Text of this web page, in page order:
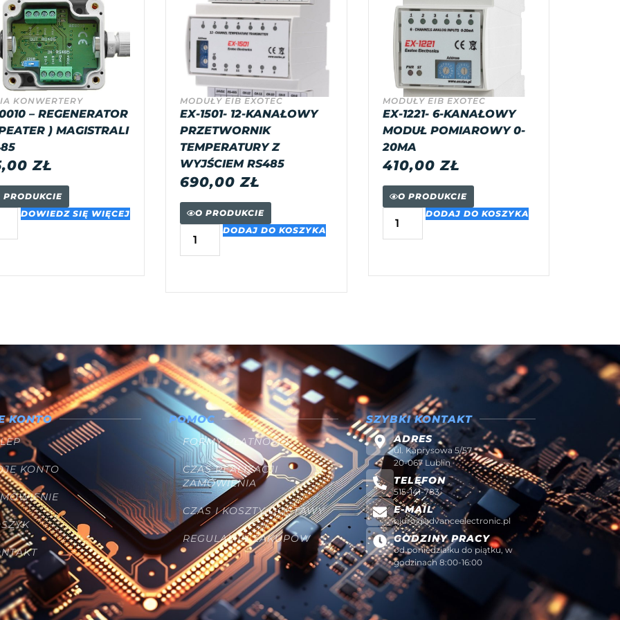
KONWERTERY
– REGENERATOR
) MAGISTRALI
ZŁ
PRODUKCIE
DOWIEDZ SIĘ WIĘCEJ
MODUŁY EIB EXOTEC
EX-1501- 12-KANAŁOWY
PRZETWORNIK
TEMPERATURY Z
WYJŚCIEM RS485
690,00ZŁ
O PRODUKCIE
DODAJ DO KOSZYKA
MODUŁY EIB EXOTEC
EX-1221- 6-KANAŁOWY
MODUŁ POMIAROWY 0-
20MA
410,00ZŁ
O PRODUKCIE
DODAJ DO KOSZYKA
KONTO
KONTO
POMOC
FORMY PŁATNOŚCI
CZAS REALIZACJI
ZAMÓWIENIA
CZAS I KOSZTY DOSTAWY
REGULAMIN ZAKUPÓW
SZYBKI KONTAKT
ADRES
ul. Kaprysowa 5/57
20-067 Lublin
TELEFON
515-141-783
E-MAIL
biuro@advanceelectronic.pl
GODZINY PRACY
od poniedziałku do piątku, w
godzinach 8:00-16:00